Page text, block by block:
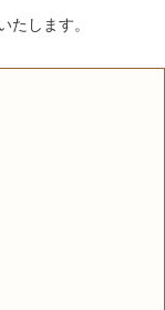
たします。